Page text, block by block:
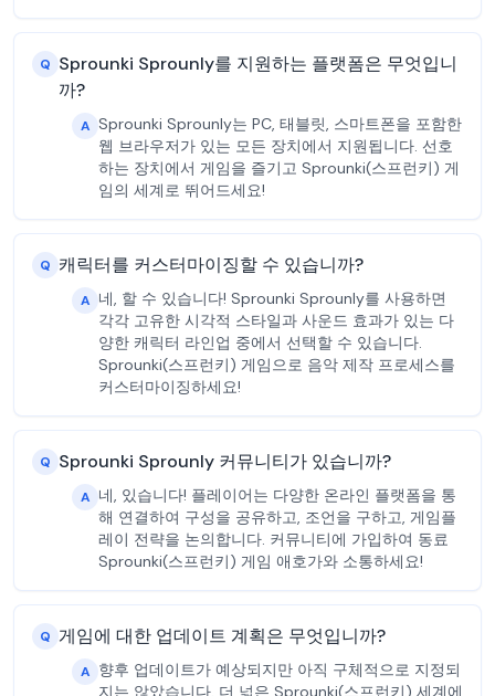
Q Sprounki Sprounly를 지원하는 플랫폼은 무엇입니
까?
A Sprounki Sprounly는 PC, 태블릿, 스마트폰을 포함한
웹 브라우저가 있는 모든 장치에서 지원됩니다. 선호
하는 장치에서 게임을 즐기고 Sprounki(스프런키) 게
임의 세계로 뛰어드세요!
Q 캐릭터를 커스터마이징할 수 있습니까?
A 네, 할 수 있습니다! Sprounki Sprounly를 사용하면
각각 고유한 시각적 스타일과 사운드 효과가 있는 다
양한 캐릭터 라인업 중에서 선택할 수 있습니다.
Sprounki(스프런키) 게임으로 음악 제작 프로세스를
커스터마이징하세요!
Q Sprounki Sprounly 커뮤니티가 있습니까?
A 네, 있습니다! 플레이어는 다양한 온라인 플랫폼을 통
해 연결하여 구성을 공유하고, 조언을 구하고, 게임플
레이 전략을 논의합니다. 커뮤니티에 가입하여 동료
Sprounki(스프런키) 게임 애호가와 소통하세요!
Q 게임에 대한 업데이트 계획은 무엇입니까?
A 향후 업데이트가 예상되지만 아직 구체적으로 지정되
지는 않았습니다. 더 넓은 Sprounki(스프런키) 세계에